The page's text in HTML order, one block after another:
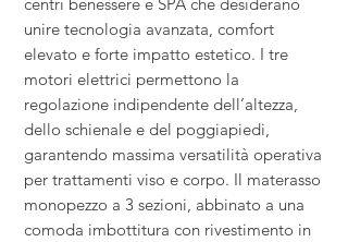
unire tecnologia avanzata, comfort
elevato e forte impatto estetico. I tre
motori elettrici permettono la
regolazione indipendente dell’altezza,
dello schienale e del poggiapiedi,
garantendo massima versatilità operativa
per trattamenti viso e corpo. Il materasso
monopezzo a 3 sezioni, abbinato a una
comoda imbottitura con rivestimento in